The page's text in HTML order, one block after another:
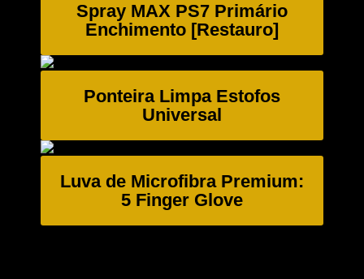
Spray MAX PS7 Primário
Enchimento [Restauro]
Ponteira Limpa Estofos
Universal
Luva de Microfibra Premium:
5 Finger Glove